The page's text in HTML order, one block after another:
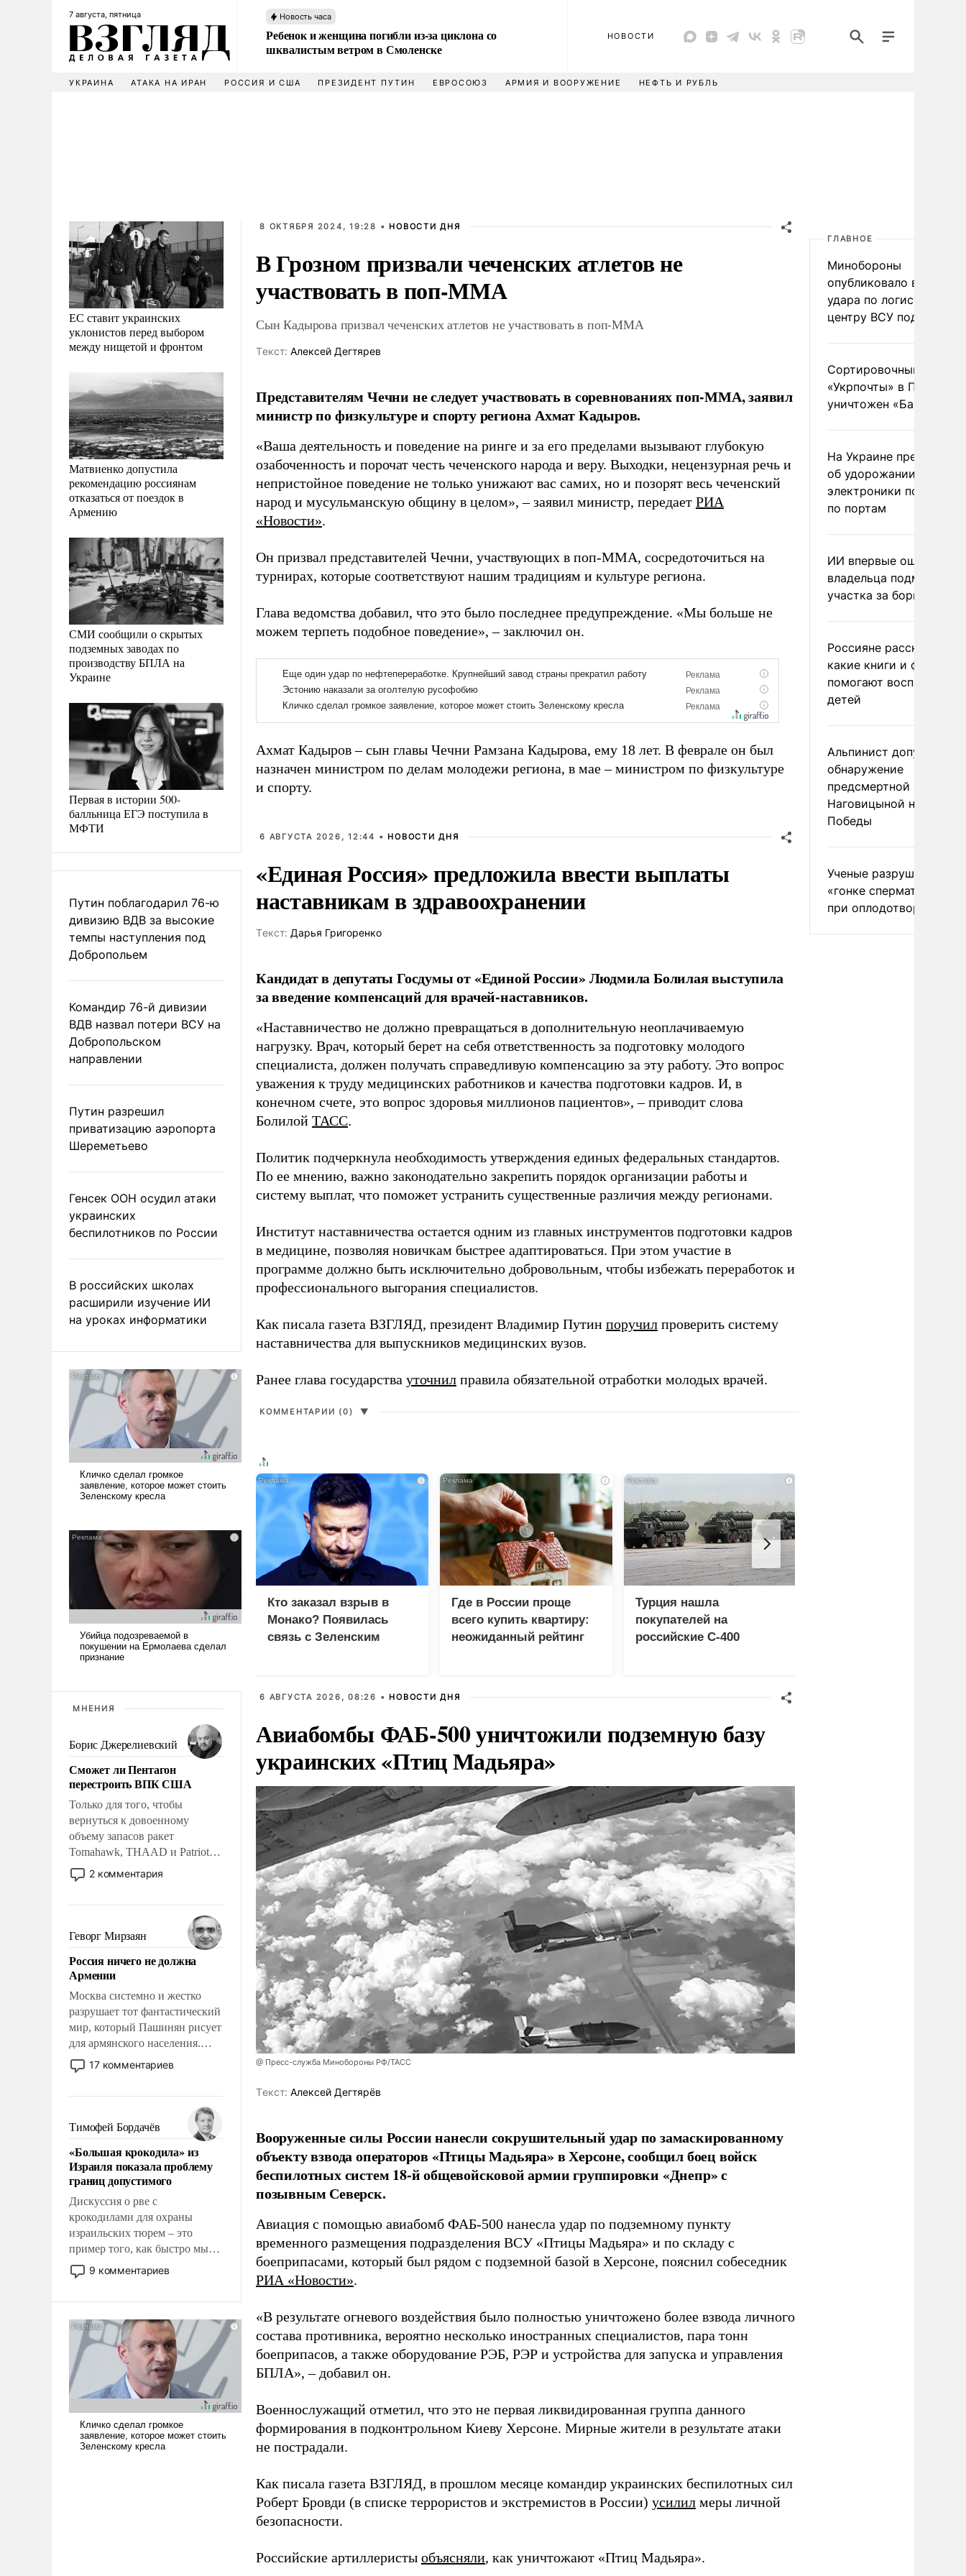
7 августа, пятница Новость часа
Ребенок и женщина погибли из-за циклона со
шквалистым ветром в Смоленске
НОВОСТИ
УКРАИНА АТАКА НА ИРАН РОССИЯ И США ПРЕЗИДЕНТ ПУТИН ЕВРОСОЮЗ АРМИЯ И ВООРУЖЕНИЕ НЕФТЬ И РУБЛЬ
ЕС ставит украинских
уклонистов перед выбором
между нищетой и фронтом
Матвиенко допустила
рекомендацию россиянам
отказаться от поездок в
Армению
СМИ сообщили о скрытых
подземных заводах по
производству БПЛА на
Украине
Первая в истории 500-
балльница ЕГЭ поступила в
МФТИ
Путин поблагодарил 76-ю
дивизию ВДВ за высокие
темпы наступления под
Добропольем
Командир 76-й дивизии
ВДВ назвал потери ВСУ на
Добропольском
направлении
Путин разрешил
приватизацию аэропорта
Шереметьево
Генсек ООН осудил атаки
украинских
беспилотников по России
В российских школах
расширили изучение ИИ
на уроках информатики
МНЕНИЯ
Борис Джерелиевский
Сможет ли Пентагон
перестроить ВПК США
Только для того, чтобы
вернуться к довоенному
объему запасов ракет
Tomahawk, THAAD и Patriot
США потребуется более трех
лет. Даже небольшая война с
Сложившаяся ситуация
означает многолетний период
уязвимости США, например,
перед Китаем.
2 комментария
Геворг Мирзаян
Россия ничего не должна
Армении
Москва системно и жестко
разрушает тот фантастический
мир, который Пашинян рисует
для армянского населения.
Мир, где политические
прожекты будут безусловно
налогоплательщиков и где
Еревану за свои поступки не
нужно отвечать.
17 комментариев
Тимофей Бордачёв
«Большая крокодила» из
Израиля показала проблему
границ допустимого
Дискуссия о рве с
крокодилами для охраны
израильских тюрем – это
пример того, как быстро мы
двигаемся по пути
революционных изменений.
псевдонаучной фантастики,
стало всерьез обсуждаемой
идеей.
9 комментариев
8 ОКТЯБРЯ 2024, 19:28 • НОВОСТИ ДНЯ
В Грозном призвали чеченских атлетов не
участвовать в поп-ММА
Сын Кадырова призвал чеченских атлетов не участвовать в поп-ММА
Tекст: Алексей Дегтярев
Представителям Чечни не следует участвовать в соревнованиях поп-ММА, заявил
министр по физкультуре и спорту региона Ахмат Кадыров.
«Ваша деятельность и поведение на ринге и за его пределами вызывают глубокую
озабоченность и порочат честь чеченского народа и веру. Выходки, нецензурная речь и
непристойное поведение не только унижают вас самих, но и позорят весь чеченский
народ и мусульманскую общину в целом», – заявил министр, передает РИА
«Новости».
Он призвал представителей Чечни, участвующих в поп-ММА, сосредоточиться на
турнирах, которые соответствуют нашим традициям и культуре региона.
Глава ведомства добавил, что это было последнее предупреждение. «Мы больше не
можем терпеть подобное поведение», – заключил он.
Ахмат Кадыров – сын главы Чечни Рамзана Кадырова, ему 18 лет. В феврале он был
назначен министром по делам молодежи региона, в мае – министром по физкультуре
и спорту.
6 АВГУСТА 2026, 12:44 • НОВОСТИ ДНЯ
«Единая Россия» предложила ввести выплаты
наставникам в здравоохранении
Tекст: Дарья Григоренко
Кандидат в депутаты Госдумы от «Единой России» Людмила Болилая выступила
за введение компенсаций для врачей-наставников.
«Наставничество не должно превращаться в дополнительную неоплачиваемую
нагрузку. Врач, который берет на себя ответственность за подготовку молодого
специалиста, должен получать справедливую компенсацию за эту работу. Это вопрос
уважения к труду медицинских работников и качества подготовки кадров. И, в
конечном счете, это вопрос здоровья миллионов пациентов», – приводит слова
Болилой ТАСС.
Политик подчеркнула необходимость утверждения единых федеральных стандартов.
По ее мнению, важно законодательно закрепить порядок организации работы и
систему выплат, что поможет устранить существенные различия между регионами.
Институт наставничества остается одним из главных инструментов подготовки кадров
в медицине, позволяя новичкам быстрее адаптироваться. При этом участие в
программе должно быть исключительно добровольным, чтобы избежать переработок и
профессионального выгорания специалистов.
Как писала газета ВЗГЛЯД, президент Владимир Путин поручил проверить систему
наставничества для выпускников медицинских вузов.
Ранее глава государства уточнил правила обязательной отработки молодых врачей.
КОММЕНТАРИИ (0) ▼
i
Кто заказал взрыв в
Монако? Появилась
связь с Зеленским
i
Где в России проще
всего купить квартиру:
неожиданный рейтинг
i
Турция нашла
покупателей на
российские C-400
6 АВГУСТА 2026, 08:26 • НОВОСТИ ДНЯ
Авиабомбы ФАБ-500 уничтожили подземную базу
украинских «Птиц Мадьяра»
@ Пресс-служба Минобороны РФ/ТАСС
Tекст: Алексей Дегтярёв
Вооруженные силы России нанесли сокрушительный удар по замаскированному
объекту взвода операторов «Птицы Мадьяра» в Херсоне, сообщил боец войск
беспилотных систем 18-й общевойсковой армии группировки «Днепр» с
позывным Северск.
Авиация с помощью авиабомб ФАБ-500 нанесла удар по подземному пункту
временного размещения подразделения ВСУ «Птицы Мадьяра» и по складу с
боеприпасами, который был рядом с подземной базой в Херсоне, пояснил собеседник
РИА «Новости».
«В результате огневого воздействия было полностью уничтожено более взвода личного
состава противника, вероятно несколько иностранных специалистов, пара тонн
боеприпасов, а также оборудование РЭБ, РЭР и устройства для запуска и управления
БПЛА», – добавил он.
Военнослужащий отметил, что это не первая ликвидированная группа данного
формирования в подконтрольном Киеву Херсоне. Мирные жители в результате атаки
не пострадали.
Как писала газета ВЗГЛЯД, в прошлом месяце командир украинских беспилотных сил
Роберт Бровди (в списке террористов и экстремистов в России) усилил меры личной
безопасности.
Российские артиллеристы объясняли, как уничтожают «Птиц Мадьяра».
ГЛАВНОЕ
Минобороны
опубликовало видео
удара по
центру ВСУ под Киевом
Сортировочный пункт
«Укрпочты» в
уничтожен
На Украине
об удорожании
электроники после
по портам
ИИ впервые
владельца
участка за борщевик
Россияне рассказали,
какие книги и фильмы
помогают воспитывать
детей
Альпинист допустил
обнаружение
предсмертной записки
Наговицыной на пике
Победы
Ученые разрушили миф
«гонке
при оплодотворении